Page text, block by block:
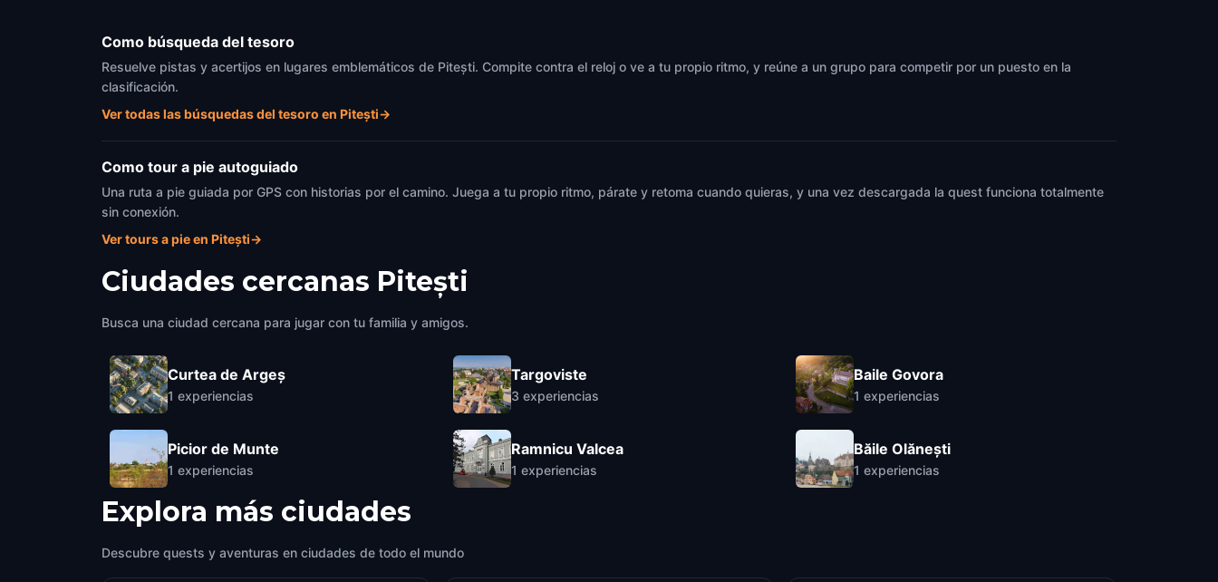
Como búsqueda del tesoro
Resuelve pistas y acertijos en lugares emblemáticos de Pitești. Compite contra el reloj o ve a tu propio ritmo, y reúne a un grupo para competir por un puesto en la
clasificación.
Ver todas las búsquedas del tesoro en Pitești→
Como tour a pie autoguiado
Una ruta a pie guiada por GPS con historias por el camino. Juega a tu propio ritmo, párate y retoma cuando quieras, y una vez descargada la quest funciona totalmente
sin conexión.
Ver tours a pie en Pitești→
Ciudades cercanas Pitești
Busca una ciudad cercana para jugar con tu familia y amigos.
Curtea de Argeș
1 experiencias
Picior de Munte
1 experiencias
Targoviste
3 experiencias
Ramnicu Valcea
1 experiencias
Baile Govora
1 experiencias
Băile Olănești
1 experiencias
Explora más ciudades
Descubre quests y aventuras en ciudades de todo el mundo